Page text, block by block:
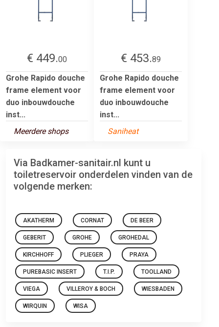
€ 449.00
Grohe Rapido douche
frame element voor
duo inbouwdouche
inst...
Meerdere shops
€ 453.89
Grohe Rapido douche
frame element voor
duo inbouwdouche
inst...
Saniheat
Via Badkamer-sanitair.nl kunt u
toiletreservoir onderdelen vinden van de
volgende merken:
AKATHERM CORNAT DE BEER
GEBERIT GROHE GROHEDAL
KIRCHHOFF PLIEGER PRAYA
PUREBASIC INSERT T.I.P. TOOLLAND
VIEGA VILLEROY & BOCH WIESBADEN
WIRQUIN WISA